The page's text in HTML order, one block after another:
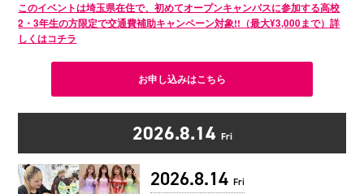
このイベントは埼玉県在住で、初めてオープンキャンパスに参加する高校
2・3年生の方限定で交通費補助キャンペーン対象!!（最大¥3,000まで）詳
しくはコチラ
お申し込みはこちら
2026.8.14 Fri
2026.8.14 Fri